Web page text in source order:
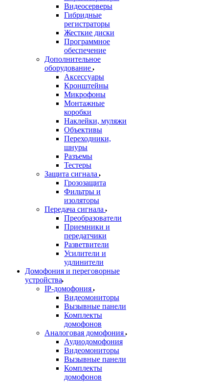
Видеосерверы
Гибридные
регистраторы
Жесткие диски
Программное
обеспечение
Дополнительное
оборудование
Аксессуары
Кронштейны
Микрофоны
Монтажные
коробки
Наклейки, муляжи
Объективы
Переходники,
шнуры
Разъемы
Тестеры
Защита сигнала
Грозозащита
Фильтры и
изоляторы
Передача сигнала
Преобразователи
Приемники и
передатчики
Разветвители
Усилители и
удлинители
Домофония и переговорные
устройства
IP-домофония
Видеомониторы
Вызывные панели
Комплекты
домофонов
Аналоговая домофония
Аудиодомофония
Видеомониторы
Вызывные панели
Комплекты
домофонов